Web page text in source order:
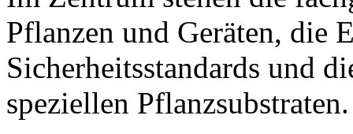
Pflanzen und Geräten, die
Sicherheitsstandards und
speziellen Pflanzsubstraten.